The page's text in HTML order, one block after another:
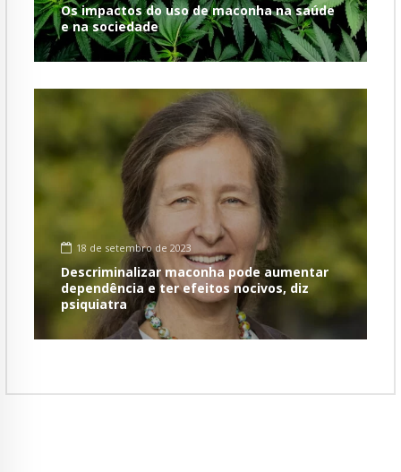
Os impactos do uso de maconha na saúde
e na sociedade
18 de setembro de 2023
Descriminalizar maconha pode aumentar
dependência e ter efeitos nocivos, diz
psiquiatra